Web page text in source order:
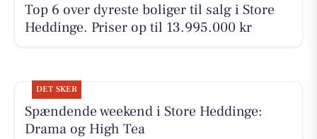
Top 6 over dyreste boliger til salg i Store
Heddinge. Priser op til 13.995.000 kr
DET SKER
Spændende weekend i Store Heddinge:
Drama og High Tea